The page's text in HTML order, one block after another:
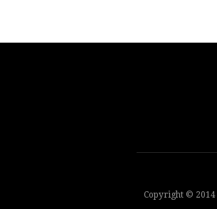
Copyright © 2014